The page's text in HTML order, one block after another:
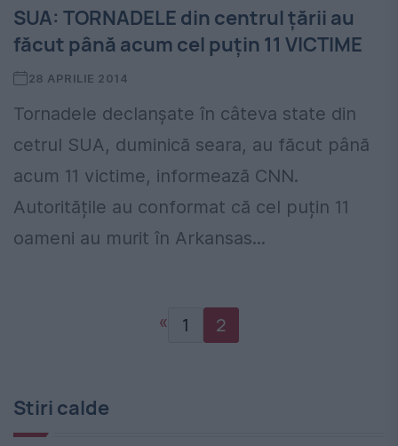
SUA: TORNADELE din centrul țării au
făcut până acum cel puțin 11 VICTIME
28 APRILIE 2014
Tornadele declanșate în câteva state din
cetrul SUA, duminică seara, au făcut până
acum 11 victime, informează CNN.
Autoritățile au conformat că cel puțin 11
oameni au murit în Arkansas...
« 1 2
Stiri calde